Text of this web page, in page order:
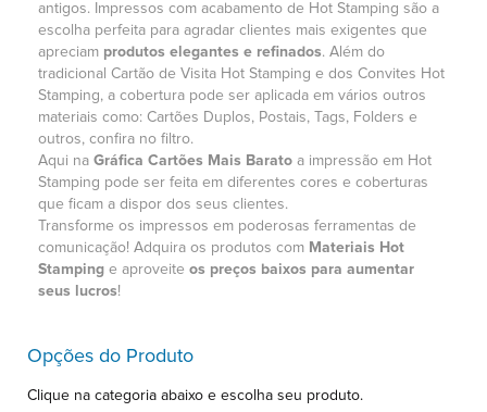
antigos. Impressos com acabamento de Hot Stamping são a
escolha perfeita para agradar clientes mais exigentes que
apreciam produtos elegantes e refinados. Além do
tradicional Cartão de Visita Hot Stamping e dos Convites Hot
Stamping, a cobertura pode ser aplicada em vários outros
materiais como: Cartões Duplos, Postais, Tags, Folders e
outros, confira no filtro.
Aqui na Gráfica Cartões Mais Barato a impressão em Hot
Stamping pode ser feita em diferentes cores e coberturas
que ficam a dispor dos seus clientes.
Transforme os impressos em poderosas ferramentas de
comunicação! Adquira os produtos com Materiais Hot
Stamping e aproveite os preços baixos para aumentar
seus lucros!
Opções do Produto
Clique na categoria abaixo e escolha seu produto.